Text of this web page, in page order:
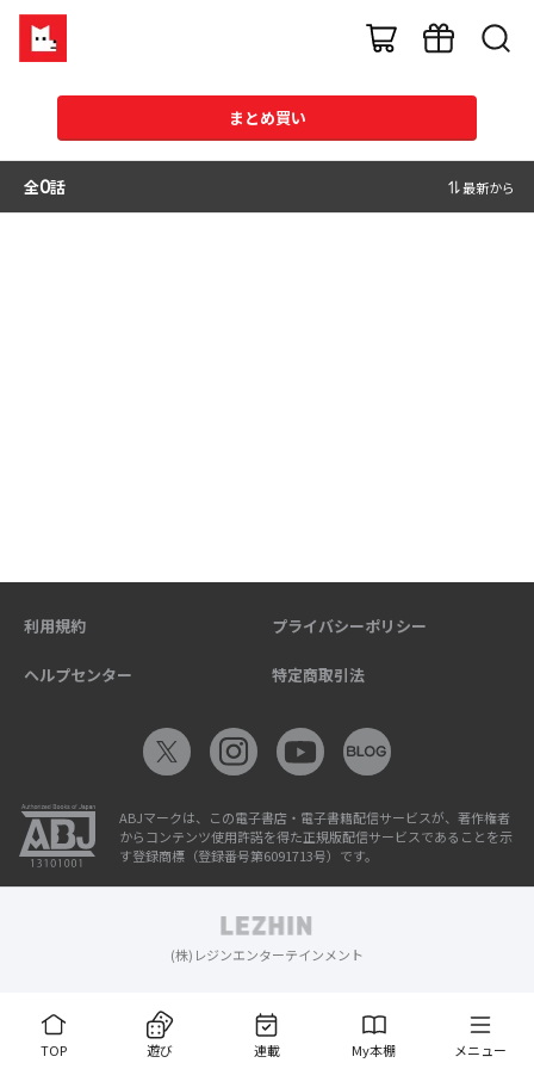
まとめ買い
全0話 最新から
TOP 遊び 連載 My本棚 メニュー
利用規約 プライバシーポリシー
ヘルプセンター 特定商取引法
ABJマークは、この電子書店・電子書籍配信サービスが、著作権者
からコンテンツ使用許諾を得た正規版配信サービスであることを示
す登録商標（登録番号第6091713号）です。
(株)レジンエンターテインメント